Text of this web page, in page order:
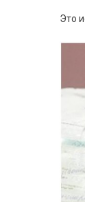
Это